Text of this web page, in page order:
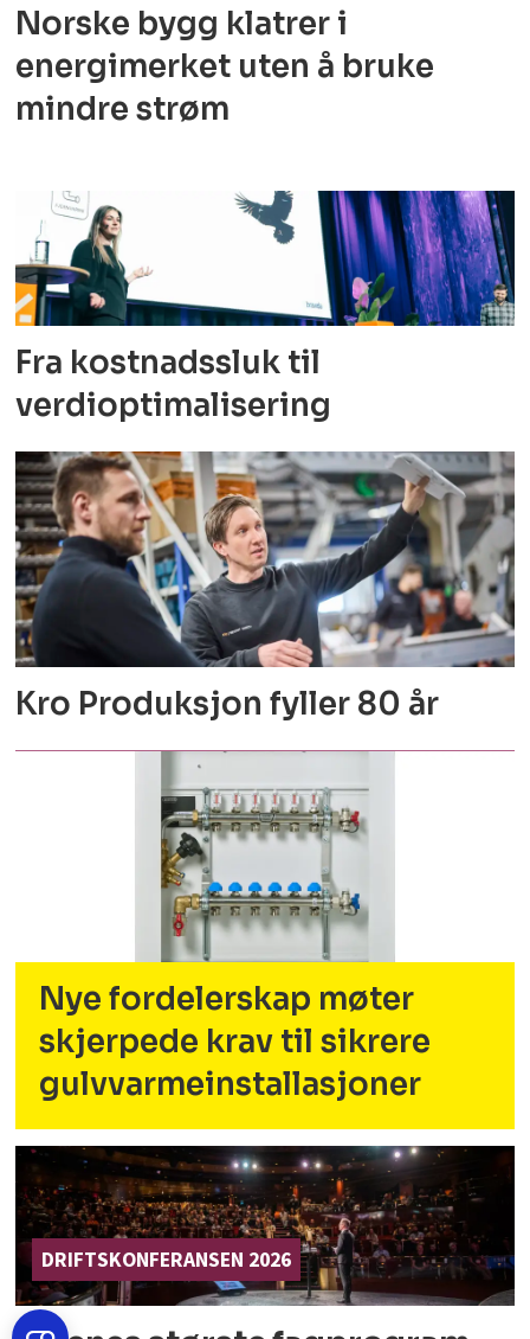
Norske bygg klatrer i
energimerket uten å bruke
mindre strøm
Fra kostnadssluk til
verdioptimalisering
Kro Produksjon fyller 80 år
Nye fordelerskap møter
skjerpede krav til sikrere
gulvvarmeinstallasjoner
DRIFTSKONFERANSEN 2026